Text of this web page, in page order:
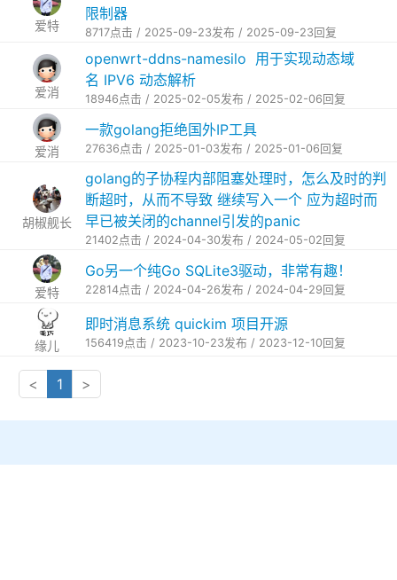
爱特
限制器
8717点击 / 2025-09-23发布 / 2025-09-23回复
爱消
openwrt-ddns-namesilo 用于实现动态域
名 IPV6 动态解析
18946点击 / 2025-02-05发布 / 2025-02-06回复
爱消
一款golang拒绝国外IP工具
27636点击 / 2025-01-03发布 / 2025-01-06回复
胡椒舰长
golang的子协程内部阻塞处理时，怎么及时的判
断超时，从而不导致 继续写入一个 应为超时而
早已被关闭的channel引发的panic
21402点击 / 2024-04-30发布 / 2024-05-02回复
爱特
Go另一个纯Go SQLite3驱动，非常有趣！
22814点击 / 2024-04-26发布 / 2024-04-29回复
缘儿
即时消息系统 quickim 项目开源
156419点击 / 2023-10-23发布 / 2023-12-10回复
< 1 >